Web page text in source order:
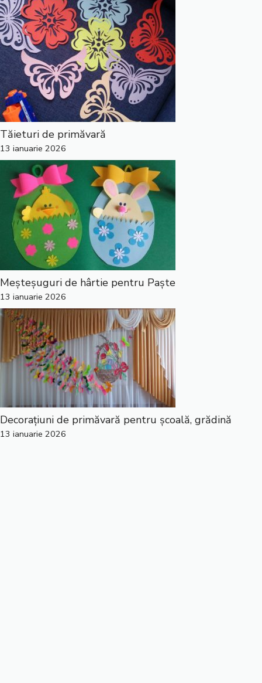
Tăieturi de primăvară
13 ianuarie 2026
Meșteșuguri de hârtie pentru Paște
13 ianuarie 2026
Decorațiuni de primăvară pentru școală, grădină
13 ianuarie 2026